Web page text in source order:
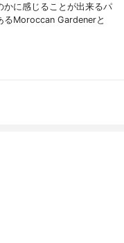
かに感じることが出来るパ
るMoroccan Gardenerと